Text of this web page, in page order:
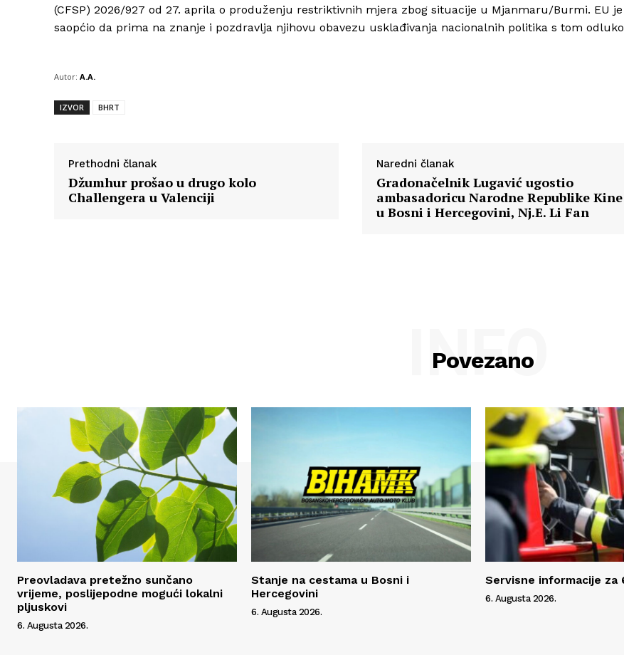
(CFSP) 2026/927 od 27. aprila o produženju restriktivnih mjera zbog situacije u Mjanmaru/Burmi. EU je
saopćio da prima na znanje i pozdravlja njihovu obavezu usklađivanja nacionalnih politika s tom
Autor: A.A.
IZVOR BHRT
Prethodni članak
Džumhur prošao u drugo kolo
Challengera u Valenciji
Naredni članak
Gradonačelnik Lugavić ugostio
ambasadoricu Narodne Republike Kine
u Bosni i Hercegovini, Nj.E. Li Fan
Povezano
INFO
Preovladava pretežno sunčano
vrijeme, poslijepodne mogući lokalni
pljuskovi
6. Augusta 2026.
Stanje na cestama u Bosni i
Hercegovini
6. Augusta 2026.
Servisne informacije za
6. Augusta 2026.